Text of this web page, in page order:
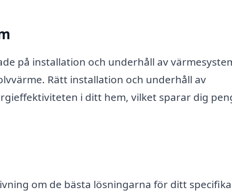
på installation och underhåll av
Rätt installation och underhåll av
i ditt hem, vilket sparar dig
om de bästa lösningarna för ditt specifika